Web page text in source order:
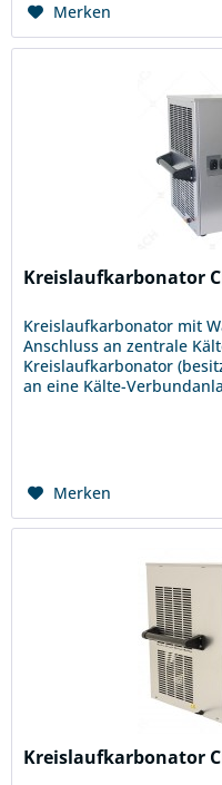
Merken
Kreislaufkarbonator
Kreislaufkarbonator mit
Anschluss an zentrale
Kreislaufkarbonator
an eine Kälte-
Merken
Kreislaufkarbonator